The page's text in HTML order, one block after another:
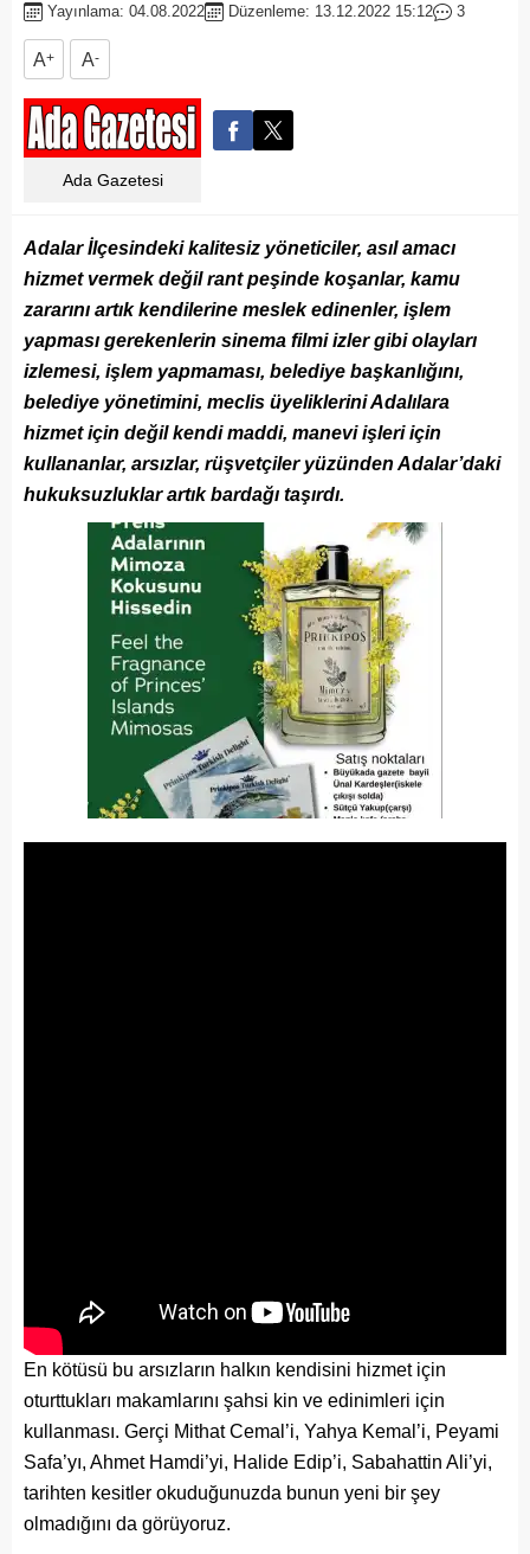
Yayınlama: 04.08.2022 Düzenleme: 13.12.2022 15:12 3
A+ A-
Ada Gazetesi
Adalar İlçesindeki kalitesiz yöneticiler, asıl amacı
hizmet vermek değil rant peşinde koşanlar, kamu
zararını artık kendilerine meslek edinenler, işlem
yapması gerekenlerin sinema filmi izler gibi olayları
izlemesi, işlem yapmaması, belediye başkanlığını,
belediye yönetimini, meclis üyeliklerini Adalılara
hizmet için değil kendi maddi, manevi işleri için
kullananlar, arsızlar, rüşvetçiler yüzünden Adalar’daki
hukuksuzluklar artık bardağı taşırdı.
En kötüsü bu arsızların halkın kendisini hizmet için
oturttukları makamlarını şahsi kin ve edinimleri için
kullanması. Gerçi Mithat Cemal’i, Yahya Kemal’i, Peyami
Safa’yı, Ahmet Hamdi’yi, Halide Edip’i, Sabahattin Ali’yi,
tarihten kesitler okuduğunuzda bunun yeni bir şey
olmadığını da görüyoruz.